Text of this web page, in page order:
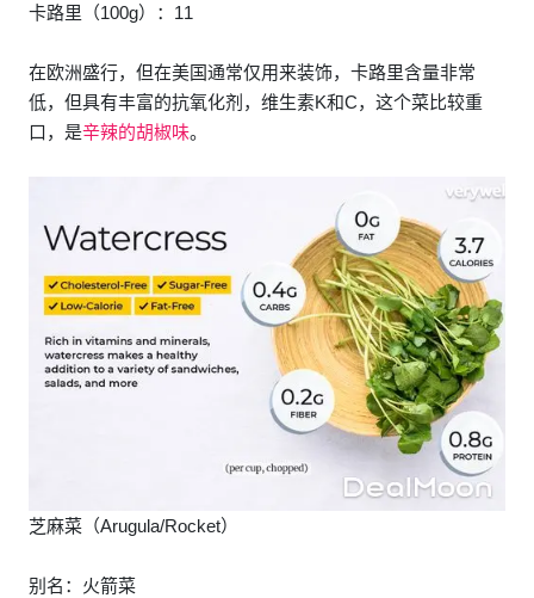
卡路里（100g）：11
在欧洲盛行，但在美国通常仅用来装饰，卡路里含量非常
低，但具有丰富的抗氧化剂，维生素K和C，这个菜比较重
口，是辛辣的胡椒味。
芝麻菜（Arugula/Rocket）
别名：火箭菜